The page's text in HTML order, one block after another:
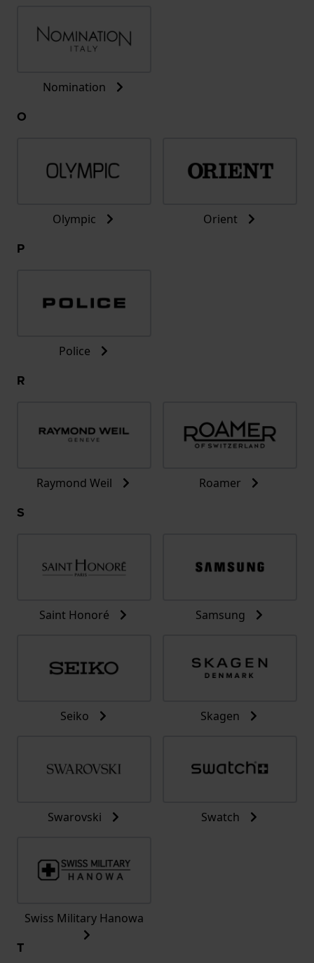
Nomination
O
Olympic Orient
P
Police
R
Raymond Weil Roamer
S
Saint Honoré Samsung
Seiko Skagen
Swarovski Swatch
Swiss Military Hanowa
T